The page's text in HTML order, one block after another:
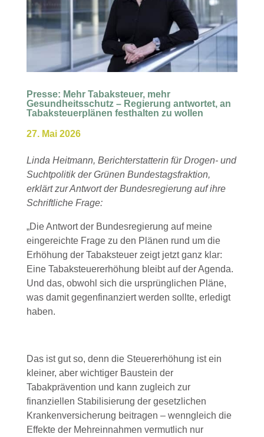
Presse: Mehr Tabaksteuer, mehr
Gesundheitsschutz – Regierung antwortet, an
Tabaksteuerplänen festhalten zu wollen
27. Mai 2026
Linda Heitmann, Berichterstatterin für Drogen- und
Suchtpolitik der Grünen Bundestagsfraktion,
erklärt zur Antwort der Bundesregierung auf ihre
Schriftliche Frage:
„Die Antwort der Bundesregierung auf meine
eingereichte Frage zu den Plänen rund um die
Erhöhung der Tabaksteuer zeigt jetzt ganz klar:
Eine Tabaksteuererhöhung bleibt auf der Agenda.
Und das, obwohl sich die ursprünglichen Pläne,
was damit gegenfinanziert werden sollte, erledigt
haben.
Das ist gut so, denn die Steuererhöhung ist ein
kleiner, aber wichtiger Baustein der
Tabakprävention und kann zugleich zur
finanziellen Stabilisierung der gesetzlichen
Krankenversicherung beitragen – wenngleich die
Effekte der Mehreinnahmen vermutlich nur